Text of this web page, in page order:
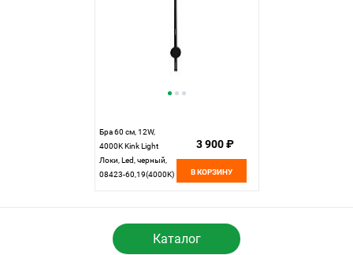
Бра 60 см, 12W,
4000K Kink Light
Локи, Led, черный,
08423-60,19(4000K)
3 900 ₽
В КОРЗИНУ
Каталог